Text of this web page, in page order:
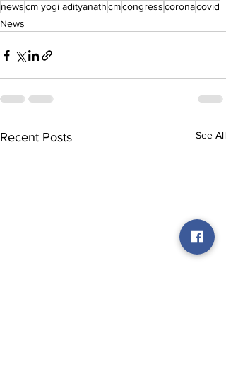
newscm yogi adityanathcmcongresscoronacovid
News
Recent Posts See All